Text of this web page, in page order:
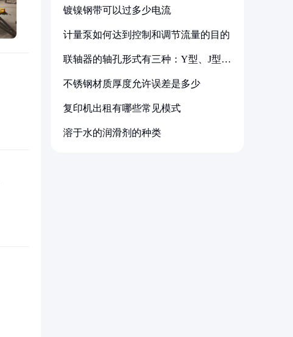
镀镍钢带可以过多少电流
计量泵如何达到控制和调节流量的目的
联轴器的轴孔形式有三种：Y型、J型、
不锈钢材质厚度允许误差是多少
复印机出租有哪些常见模式
溶于水的润滑剂的种类